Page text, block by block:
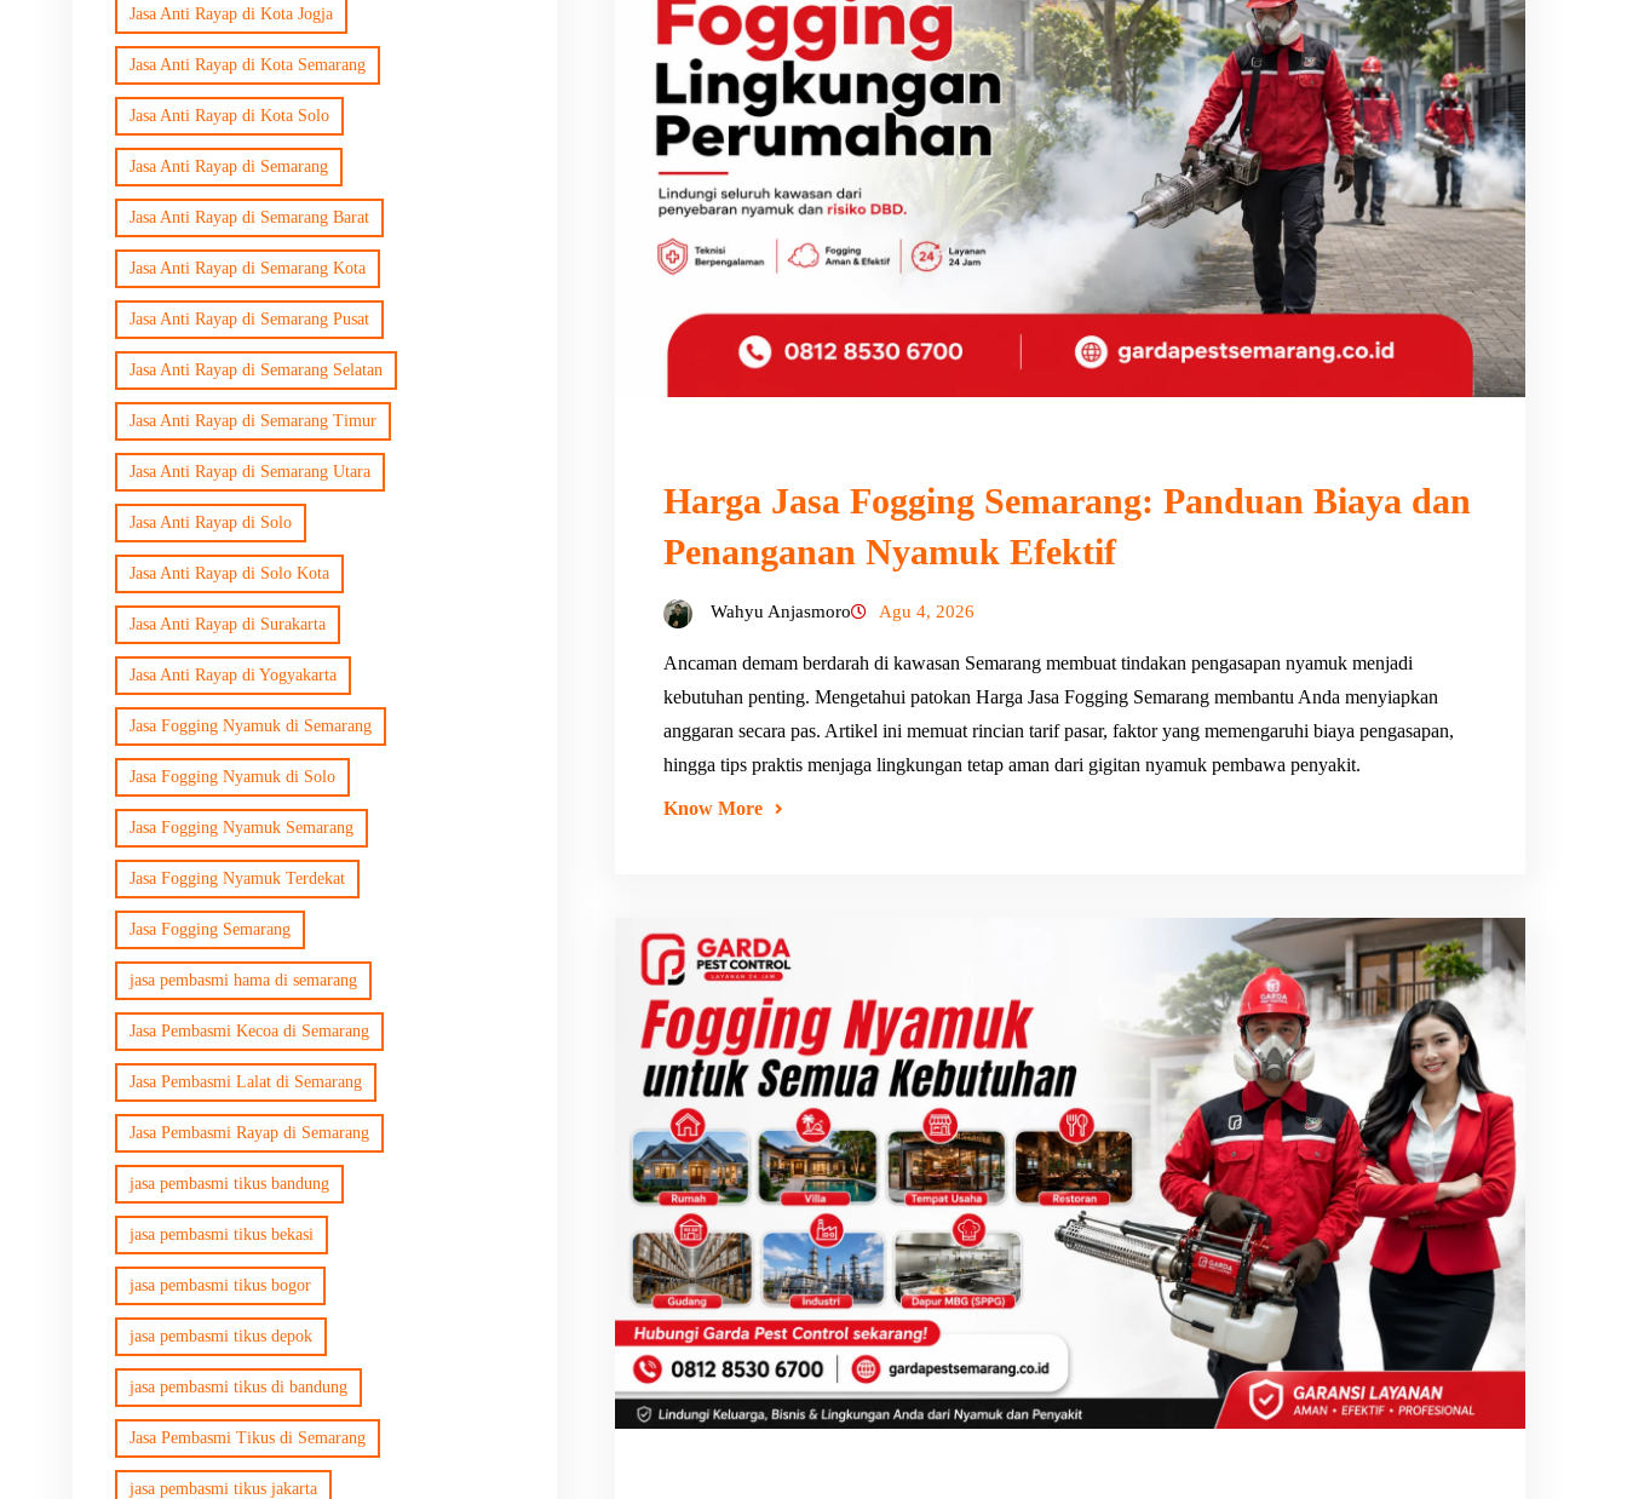
Jasa Anti Rayap di Kota Jogja
Jasa Anti Rayap di Kota Semarang
Jasa Anti Rayap di Kota Solo
Jasa Anti Rayap di Semarang
Jasa Anti Rayap di Semarang Barat
Jasa Anti Rayap di Semarang Kota
Jasa Anti Rayap di Semarang Pusat
Jasa Anti Rayap di Semarang Selatan
Jasa Anti Rayap di Semarang Timur
Jasa Anti Rayap di Semarang Utara
Jasa Anti Rayap di Solo
Jasa Anti Rayap di Solo Kota
Jasa Anti Rayap di Surakarta
Jasa Anti Rayap di Yogyakarta
Jasa Fogging Nyamuk di Semarang
Jasa Fogging Nyamuk di Solo
Jasa Fogging Nyamuk Semarang
Jasa Fogging Nyamuk Terdekat
Jasa Fogging Semarang
jasa pembasmi hama di semarang
Jasa Pembasmi Kecoa di Semarang
Jasa Pembasmi Lalat di Semarang
Jasa Pembasmi Rayap di Semarang
jasa pembasmi tikus bandung
jasa pembasmi tikus bekasi
jasa pembasmi tikus bogor
jasa pembasmi tikus depok
jasa pembasmi tikus di bandung
Jasa Pembasmi Tikus di Semarang
jasa pembasmi tikus jakarta
Harga Jasa Fogging Semarang: Panduan Biaya dan
Penanganan Nyamuk Efektif
Wahyu Anjasmoro Agu 4, 2026
Ancaman demam berdarah di kawasan Semarang membuat tindakan pengasapan nyamuk menjadi
kebutuhan penting. Mengetahui patokan Harga Jasa Fogging Semarang membantu Anda menyiapkan
anggaran secara pas. Artikel ini memuat rincian tarif pasar, faktor yang memengaruhi biaya pengasapan,
hingga tips praktis menjaga lingkungan tetap aman dari gigitan nyamuk pembawa penyakit.
Know More